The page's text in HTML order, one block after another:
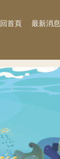
回首頁 最新消息